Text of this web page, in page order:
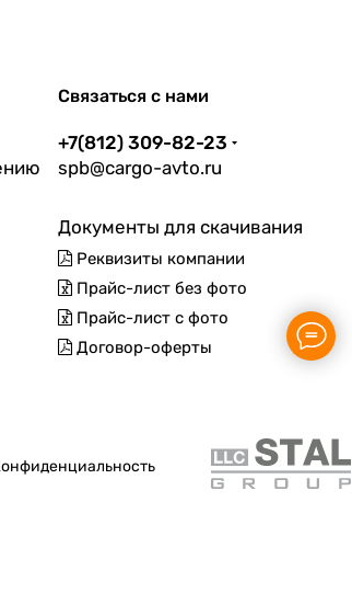
Связаться с нами
+7(812) 309-82-23
spb@cargo-avto.ru
Документы для скачивания
Реквизиты компании
Прайс-лист без фото
Прайс-лист с фото
Договор-оферты